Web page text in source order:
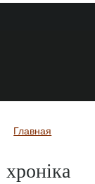
Вы здесь
Главная
хроніка